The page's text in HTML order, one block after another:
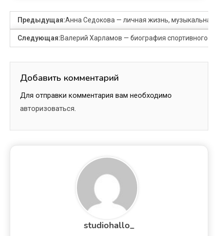
Предыдущая:Анна Седокова — личная жизнь,
Следующая:Валерий Харламов — биография спортивного
Добавить комментарий
Для отправки комментария вам необходимо
авторизоваться.
studiohallo_